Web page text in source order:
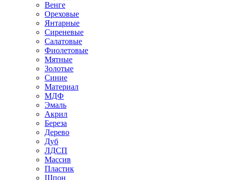
Венге
Ореховые
Янтарные
Сиреневые
Салатовые
Фиолетовые
Мятные
Золотые
Синие
Материал
МДФ
Эмаль
Акрил
Береза
Дерево
Дуб
ЛДСП
Массив
Пластик
Шпон